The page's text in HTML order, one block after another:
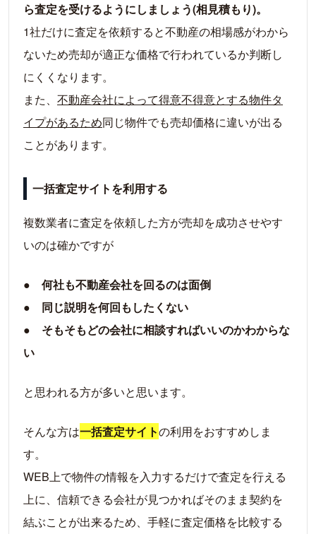
ら査定を受けるようにしましょう(相見積もり)。
1社だけに査定を依頼すると不動産の相場感がわから
ないため売却が適正な価格で行われているか判断し
にくくなります。
また、 不動産会社によって得意不得意とする物件タ
イプがあるため同じ物件でも売却価格に違いが出る
ことがあります。
一括査定サイトを利用する
複数業者に査定を依頼した方が売却を成功させやす
いのは確かですが
● 何社も不動産会社を回るのは面倒
● 同じ説明を何回もしたくない
● そもそもどの会社に相談すればいいのかわからな
い
と思われる方が多いと思います。
そんな方は一括査定サイトの利用をおすすめしま
す。
WEB上で物件の情報を入力するだけで査定を行える
上に、信頼できる会社が見つかればそのまま契約を
結ぶことが出来るため、手軽に査定価格を比較する